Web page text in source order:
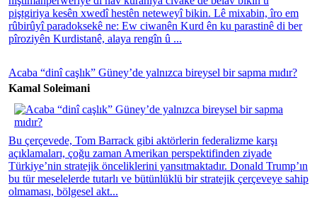
piştgiriya kesên xwedî hestên neteweyî bikin. Lê mixabin, îro em
rûbirûyî paradoksekê ne: Ew ciwanên Kurd ên ku parastinê di ber
pîroziyên Kurdistanê, alaya rengîn û ...
Acaba “dinî caşlık” Güney’de yalnızca bireysel bir sapma mıdır?
Kamal Soleimani
Bu çerçevede, Tom Barrack gibi aktörlerin federalizme karşı
açıklamaları, çoğu zaman Amerikan perspektifinden ziyade
Türkiye’nin stratejik önceliklerini yansıtmaktadır. Donald Trump’ın
bu tür meselelerde tutarlı ve bütünlüklü bir stratejik çerçeveye sahip
olmaması, bölgesel akt...